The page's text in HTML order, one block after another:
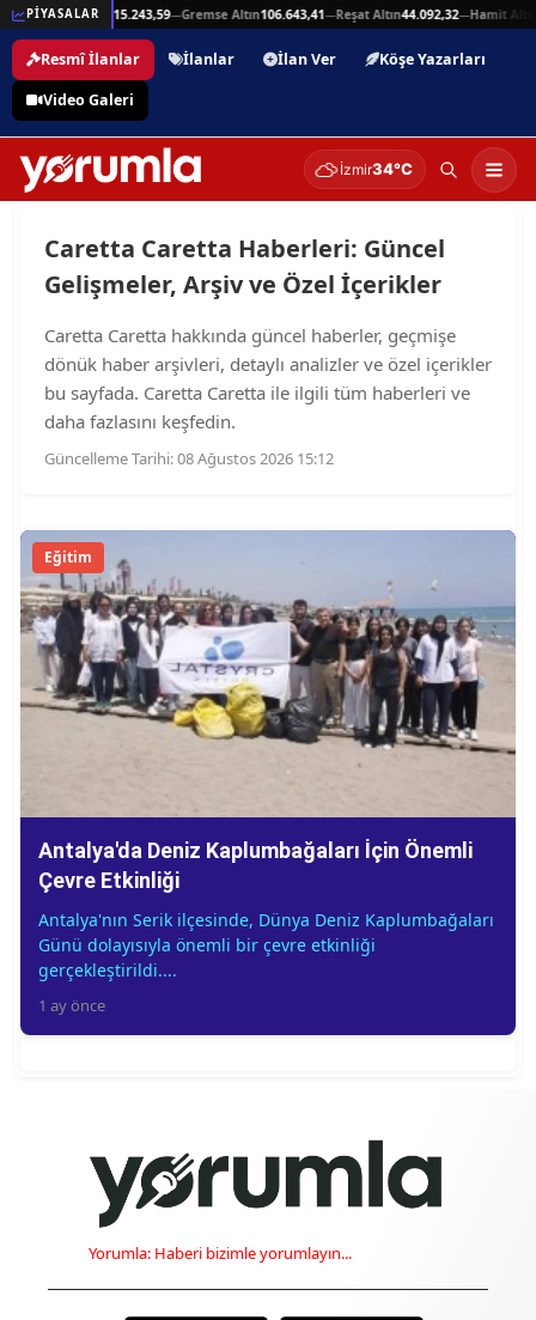
PİYASALAR
—Beşli Altın 215.243,59—Gremse Altın106.643,41—Reşat Altın44.092,32—Hamit Altın
Resmî İlanlar İlanlar İlan Ver
Köşe Yazarları
Video Galeri
İzmir34°C
Caretta Caretta Haberleri: Güncel
Gelişmeler, Arşiv ve Özel İçerikler
Caretta Caretta hakkında güncel haberler, geçmişe
dönük haber arşivleri, detaylı analizler ve özel içerikler
bu sayfada. Caretta Caretta ile ilgili tüm haberleri ve
daha fazlasını keşfedin.
Güncelleme Tarihi: 08 Ağustos 2026 15:12
Eğitim
Antalya'da Deniz Kaplumbağaları İçin Önemli
Çevre Etkinliği
Antalya'nın Serik ilçesinde, Dünya Deniz Kaplumbağaları
Günü dolayısıyla önemli bir çevre etkinliği
gerçekleştirildi....
1 ay önce
Yorumla: Haberi bizimle yorumlayın...